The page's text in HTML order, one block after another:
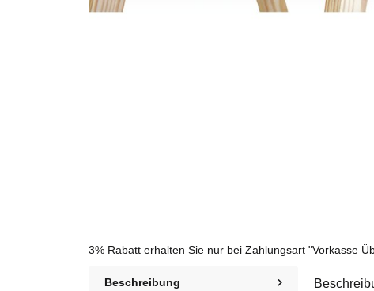
3% Rabatt erhalten Sie nur bei Zahlungsart "Vorkasse
Beschreibung